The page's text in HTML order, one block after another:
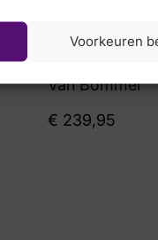
Voorkeuren
Van Bommel
€ 239,95